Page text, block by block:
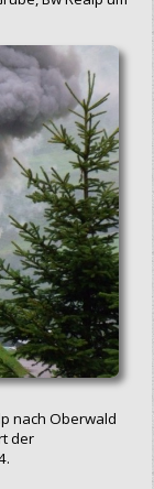
nach Oberwald
der